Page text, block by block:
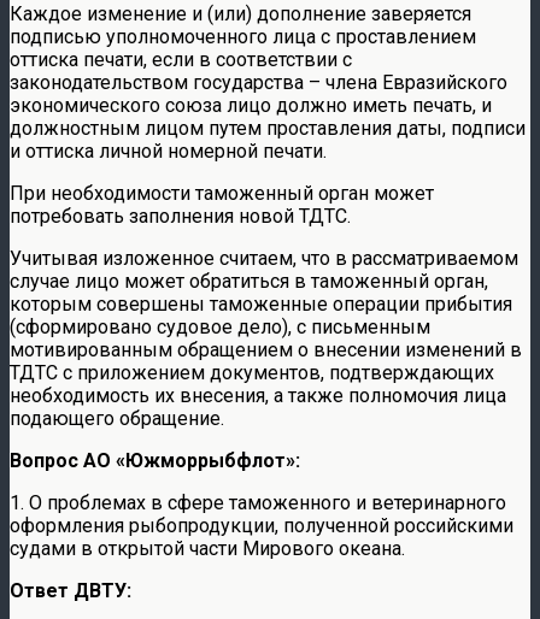
Каждое изменение и (или) дополнение заверяется
подписью уполномоченного лица с проставлением
оттиска печати, если в соответствии с
законодательством государства – члена Евразийского
экономического союза лицо должно иметь печать, и
должностным лицом путем проставления даты, подписи
и оттиска личной номерной печати.
При необходимости таможенный орган может
потребовать заполнения новой ТДТС.
Учитывая изложенное считаем, что в рассматриваемом
случае лицо может обратиться в таможенный орган,
которым совершены таможенные операции прибытия
(сформировано судовое дело), с письменным
мотивированным обращением о внесении изменений в
ТДТС с приложением документов, подтверждающих
необходимость их внесения, а также полномочия лица
подающего обращение.
Вопрос АО «Южморрыбфлот»:
1. О проблемах в сфере таможенного и ветеринарного
оформления рыбопродукции, полученной российскими
судами в открытой части Мирового океана.
Ответ ДВТУ: